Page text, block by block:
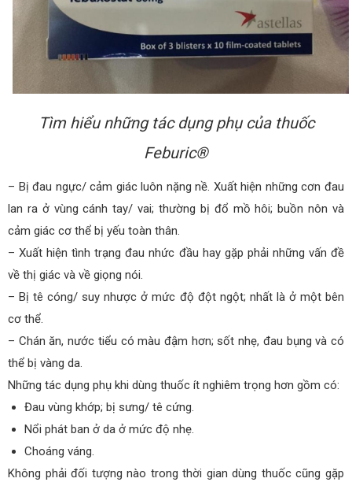
Tìm hiểu những tác dụng phụ của thuốc
Feburic®
– Bị đau ngực/ cảm giác luôn nặng nề. Xuất hiện những cơn đau
lan ra ở vùng cánh tay/ vai; thường bị đổ mồ hôi; buồn nôn và
cảm giác cơ thể bị yếu toàn thân.
– Xuất hiện tình trạng đau nhức đầu hay gặp phải những vấn đề
về thị giác và về giọng nói.
– Bị tê cóng/ suy nhược ở mức độ đột ngột; nhất là ở một bên
cơ thể.
– Chán ăn, nước tiểu có màu đậm hơn; sốt nhẹ, đau bụng và có
thể bị vàng da.
Những tác dụng phụ khi dùng thuốc ít nghiêm trọng hơn gồm có:
Đau vùng khớp; bị sưng/ tê cứng.
Nổi phát ban ở da ở mức độ nhẹ.
Choáng váng.
Không phải đối tượng nào trong thời gian dùng thuốc cũng gặp